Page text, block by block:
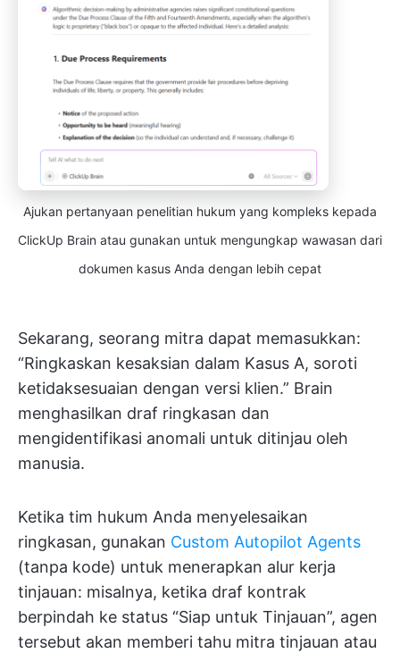
Ajukan pertanyaan penelitian hukum yang kompleks kepada
ClickUp Brain atau gunakan untuk mengungkap wawasan dari
dokumen kasus Anda dengan lebih cepat
Sekarang, seorang mitra dapat memasukkan:
“Ringkaskan kesaksian dalam Kasus A, soroti
ketidaksesuaian dengan versi klien.” Brain
menghasilkan draf ringkasan dan
mengidentifikasi anomali untuk ditinjau oleh
manusia.
Ketika tim hukum Anda menyelesaikan
ringkasan, gunakan Custom Autopilot Agents
(tanpa kode) untuk menerapkan alur kerja
tinjauan: misalnya, ketika draf kontrak
berpindah ke status “Siap untuk Tinjauan”, agen
tersebut akan memberi tahu mitra tinjauan atau